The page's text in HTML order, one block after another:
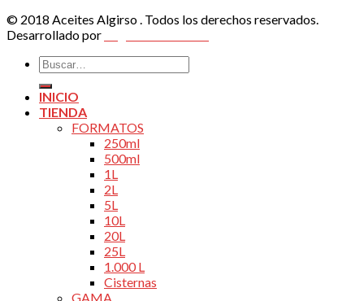
© 2018 Aceites Algirso . Todos los derechos reservados.
Desarrollado por
Buscar
por:
INICIO
TIENDA
FORMATOS
250ml
500ml
1L
2L
5L
10L
20L
25L
1.000 L
Cisternas
GAMA